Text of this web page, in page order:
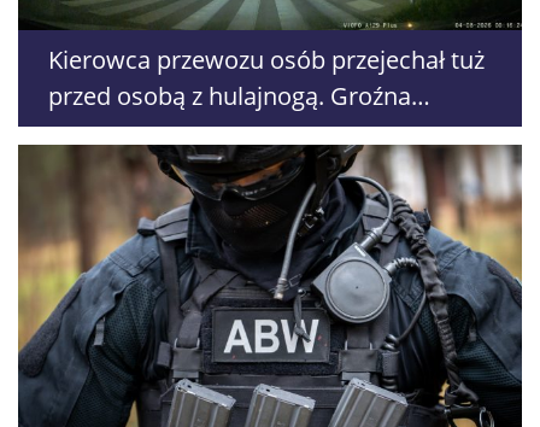
Kierowca przewozu osób przejechał tuż
przed osobą z hulajnogą. Groźna
sytuacja drogowa w Lublinie